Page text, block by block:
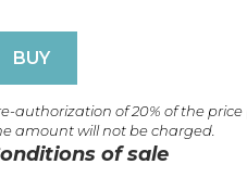
BUY
authorization of 20% of the
amount will not be charged.
of sale